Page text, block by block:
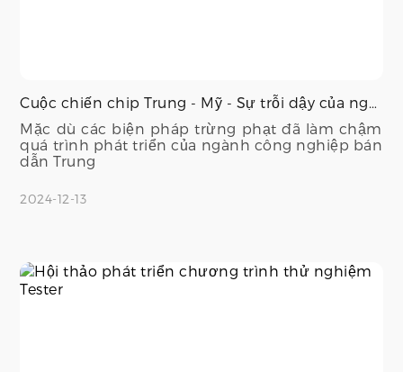
Cuộc chiến chip Trung - Mỹ - Sự trỗi dậy của ngành công nghiệp bán dẫn Trung Quốc.
Mặc dù các biện pháp trừng phạt đã làm chậm
quá trình phát triển của ngành công nghiệp bán
dẫn Trung
2024-12-13